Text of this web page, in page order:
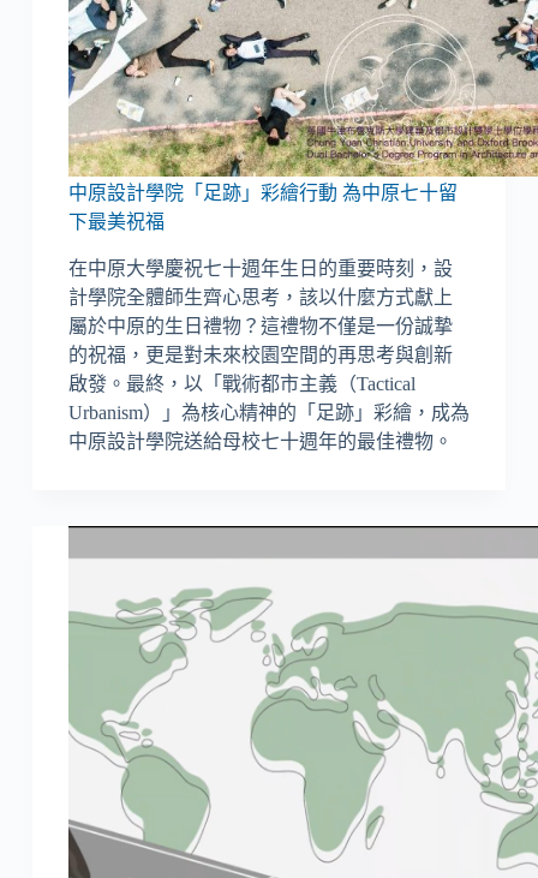
中原設計學院「足跡」彩繪行動 為中原七十留
下最美祝福
在中原大學慶祝七十週年生日的重要時刻，設
計學院全體師生齊心思考，該以什麼方式獻上
屬於中原的生日禮物？這禮物不僅是一份誠摯
的祝福，更是對未來校園空間的再思考與創新
啟發。最終，以「戰術都市主義（Tactical
Urbanism）」為核心精神的「足跡」彩繪，成為
中原設計學院送給母校七十週年的最佳禮物。